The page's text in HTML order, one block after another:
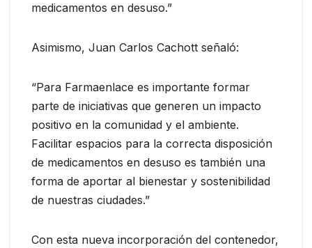
medicamentos en desuso.”
Asimismo, Juan Carlos Cachott señaló:
“Para Farmaenlace es importante formar
parte de iniciativas que generen un impacto
positivo en la comunidad y el ambiente.
Facilitar espacios para la correcta disposición
de medicamentos en desuso es también una
forma de aportar al bienestar y sostenibilidad
de nuestras ciudades.”
Con esta nueva incorporación del contenedor,